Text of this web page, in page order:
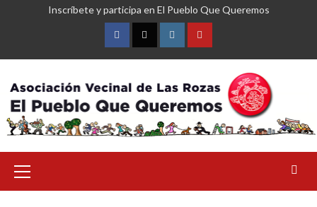
Inscríbete y participa en El Pueblo Que Queremos
FacebookTwitterInstagramYouTube
primario